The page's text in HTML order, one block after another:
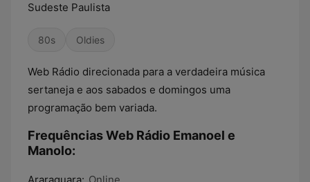
Sudeste Paulista
80s Oldies
Web Rádio direcionada para a verdadeira música
sertaneja e aos sabados e domingos uma
programação bem variada.
Frequências Web Rádio Emanoel e
Manolo: